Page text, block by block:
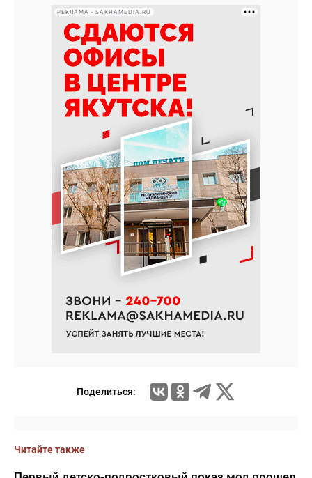
РЕКЛАМА • SAKHAMEDIA.RU
Поделиться:
Читайте также